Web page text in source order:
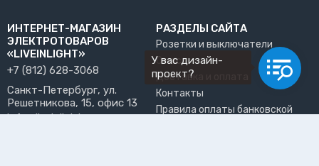
ИНТЕРНЕТ-МАГАЗИН
ЭЛЕКТРОТОВАРОВ
«LIVEINLIGHT»
+7 (812) 628-3068
Санкт-Петербург, ул.
Решетникова, 15, офис 13
info@liveinlight.ru
РАЗДЕЛЫ САЙТА
Розетки и выключатели
О нас
Доставка и оплата
Контакты
Правила оплаты банковской
У вас дизайн-
проект?